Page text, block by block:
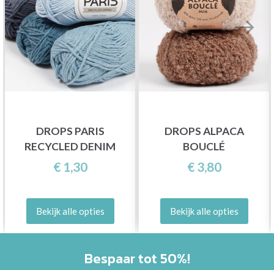
DROPS PARIS
RECYCLED DENIM
€ 1,30
Bekijk alle opties
DROPS ALPACA
BOUCLÉ
€ 3,80
Bekijk alle opties
Bespaar tot 50%!